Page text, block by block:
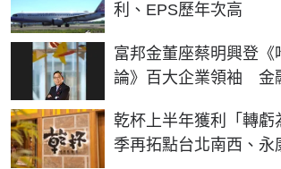
利、EPS歷年次高
富邦金董座蔡明興登《
論》百大企業領袖 金
乾杯上半年獲利「轉虧
季再拓點台北南西、永